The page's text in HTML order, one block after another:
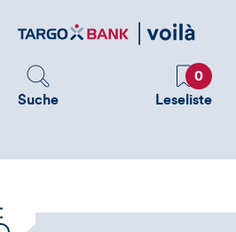
zum
Suche
Favoriten
0
Leseliste